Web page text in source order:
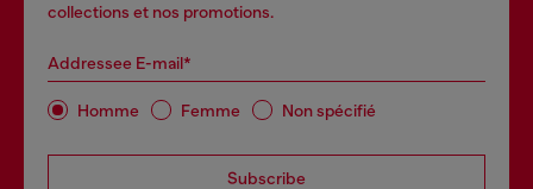
collections et nos promotions.
Addressee E-mail*
Homme Femme Non spécifié
Subscribe